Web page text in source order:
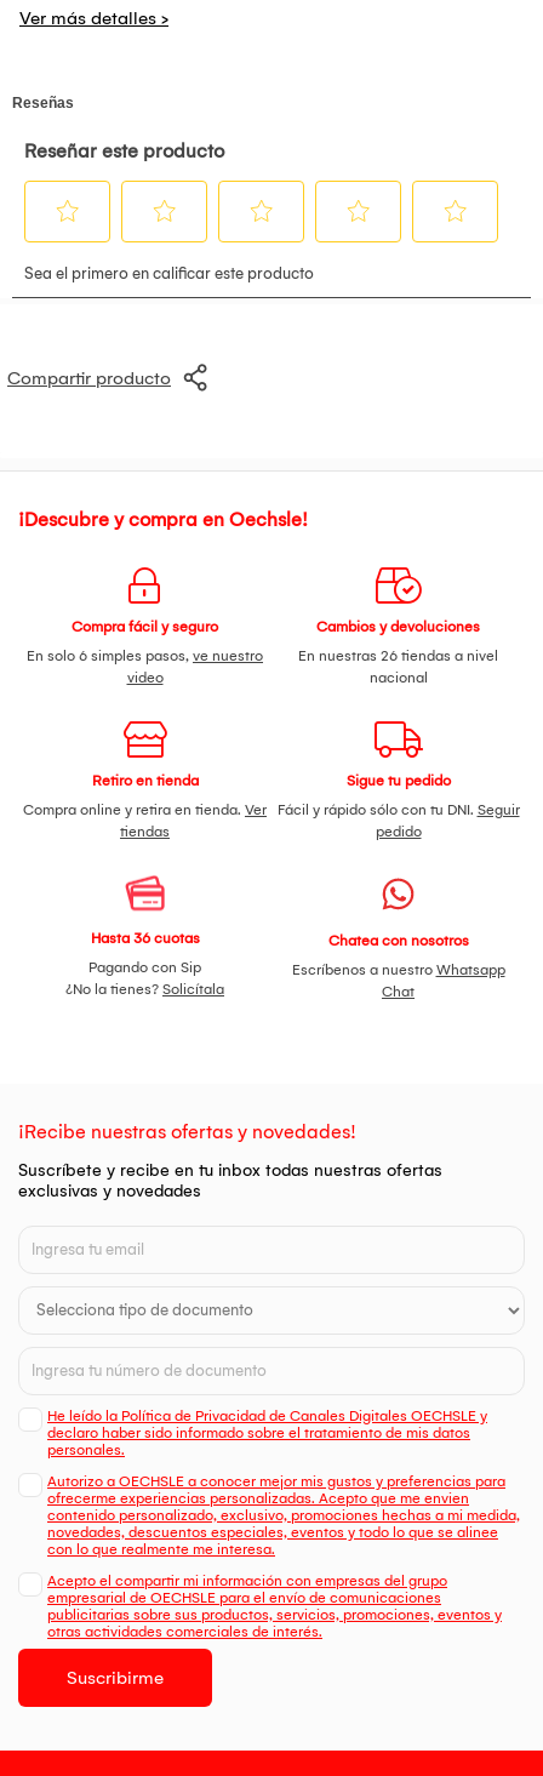
Largo 120
*Producto fabricado a pedido. *No se aceptan
*El producto viene armado
*Las fotos se encuentran ambientadas.
*La iluminación puede hacer que el color varíe
Compartir producto
¡Descubre y compra en Oechsle!
Compra fácil y seguro
En solo 6 simples pasos, ve nuestro
video
Cambios y devoluciones
En nuestras 26 tiendas a nivel
nacional
Retiro en tienda
Compra online y retira en tienda. Ver
tiendas
Sigue tu pedido
Fácil y rápido sólo con tu DNI. Seguir
pedido
Hasta 36 cuotas
Pagando con Sip
¿No la tienes? Solicítala
Chatea con nosotros
Escríbenos a nuestro Whatsapp
Chat
¡Recibe nuestras ofertas y novedades!
Suscríbete y recibe en tu inbox todas nuestras ofertas
exclusivas y novedades
He leído la Política de Privacidad de Canales Digitales OECHSLE y
declaro haber sido informado sobre el tratamiento de mis datos
personales.
Autorizo a OECHSLE a conocer mejor mis gustos y preferencias para
ofrecerme experiencias personalizadas. Acepto que me envien
contenido personalizado, exclusivo, promociones hechas a mi medida,
novedades, descuentos especiales, eventos y todo lo que se alinee
con lo que realmente me interesa.
Acepto el compartir mi información con empresas del grupo
empresarial de OECHSLE para el envío de comunicaciones
publicitarias sobre sus productos, servicios, promociones, eventos y
otras actividades comerciales de interés.
Suscribirme